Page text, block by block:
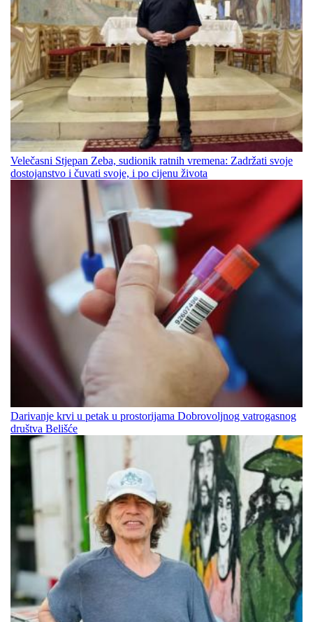
Velečasni Stjepan Zeba, sudionik ratnih vremena: Zadržati svoje
dostojanstvo i čuvati svoje, i po cijenu života
Darivanje krvi u petak u prostorijama Dobrovoljnog vatrogasnog
društva Belišće